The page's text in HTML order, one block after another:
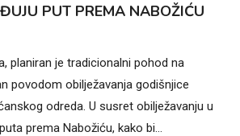
PUT PREMA NABOŽIĆU
planiran je tradicionalni pohod na
povodom obilježavanja godišnjice
odreda. U susret obilježavanju u
prema Nabožiću, kako bi…